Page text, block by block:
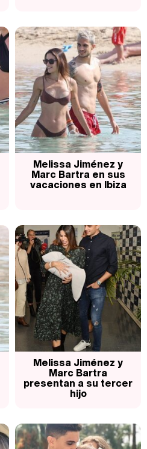
Melissa Jiménez y
Marc Bartra en sus
vacaciones en Ibiza
Melissa Jiménez y
Marc Bartra
presentan a su tercer
hijo